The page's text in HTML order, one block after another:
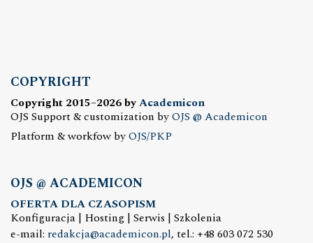
COPYRIGHT
Copyright 2015–2026 byAcademicon
OJS Support & customization byOJS @ Academicon
Platform & workfow byOJS/PKP
OJS @ ACADEMICON
OFERTA DLA CZASOPISM
Konfiguracja | Hosting | Serwis | Szkolenia
e-mail: redakcja@academicon.pl, tel.: +48 603 072 530